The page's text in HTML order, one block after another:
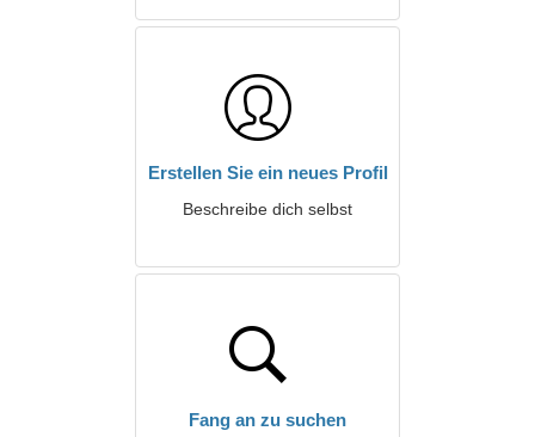
Erstellen Sie ein neues Profil
Beschreibe dich selbst
Fang an zu suchen